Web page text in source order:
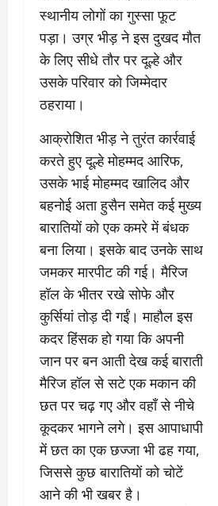
स्थानीय लोगों का गुस्सा फूट
पड़ा। उग्र भीड़ ने इस दुखद मौत
के लिए सीधे तौर पर दूल्हे और
उसके परिवार को जिम्मेदार
ठहराया।
​आक्रोशित भीड़ ने तुरंत कार्रवाई
करते हुए दूल्हे मोहम्मद आरिफ,
उसके भाई मोहम्मद खालिद और
बहनोई अता हुसैन समेत कई मुख्य
बारातियों को एक कमरे में बंधक
बना लिया। इसके बाद उनके साथ
जमकर मारपीट की गई। मैरिज
हॉल के भीतर रखे सोफे और
कुर्सियां तोड़ दी गईं। माहौल इस
कदर हिंसक हो गया कि अपनी
जान पर बन आती देख कई बाराती
मैरिज हॉल से सटे एक मकान की
छत पर चढ़ गए और वहाँ से नीचे
कूदकर भागने लगे। इस आपाधापी
में छत का एक छज्जा भी ढह गया,
जिससे कुछ बारातियों को चोटें
आने की भी खबर है।